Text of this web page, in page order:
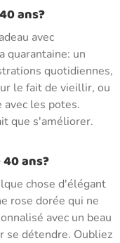
ans?
avec
quarantaine: un
quotidiennes,
le fait de vieillir, ou
avec les potes.
que s'améliorer.
ans?
chose d'élégant
rose dorée qui ne
avec un beau
se détendre. Oubliez